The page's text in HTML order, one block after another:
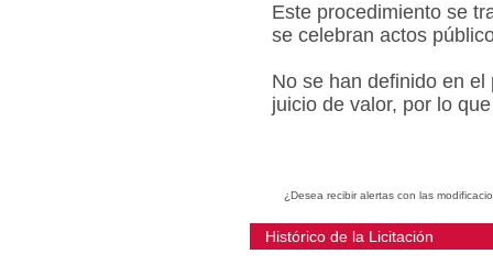
Este procedimiento se
se celebran actos
No se han definido en
juicio de valor, por lo
¿Desea recibir alertas con las
Histórico de la Licitación